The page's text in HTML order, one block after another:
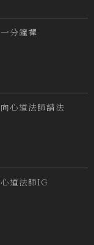
一分鐘禪
向心道法師請法
心道法師IG